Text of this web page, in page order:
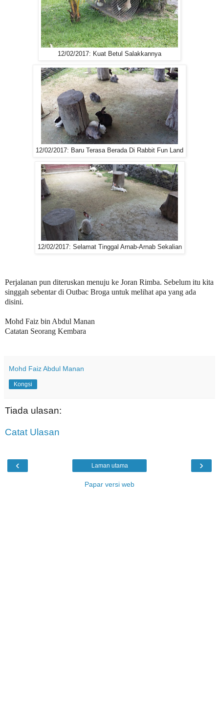
12/02/2017: Kuat Betul Salakkannya
12/02/2017: Baru Terasa Berada Di Rabbit Fun Land
12/02/2017: Selamat Tinggal Arnab-Arnab Sekalian
Perjalanan pun diteruskan menuju ke Joran Rimba. Sebelum itu kita
singgah sebentar di Outbac Broga untuk melihat apa yang ada
disini.
Mohd Faiz bin Abdul Manan
Catatan Seorang Kembara
Mohd Faiz Abdul Manan
Kongsi
Tiada ulasan:
Catat Ulasan
‹ ›
Laman utama
Papar versi web